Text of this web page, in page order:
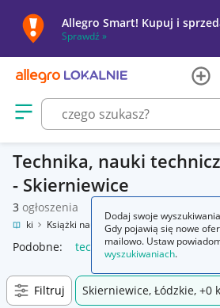
Allegro Smart! Kupuj i
Sprawdź »
Otwórz menu z kategoriami
Technika, nauki
- Skierniewice
3 ogłoszenia
Książki Książki naukowe i popularnonaukowe
Podobne: technika nauki techniczne
Filtruj Skierniewice, Łódzkie, +0
Dodaj swoje
Gdy pojawią się nowe
mailowo. Ustaw
wyszukiwaniach.